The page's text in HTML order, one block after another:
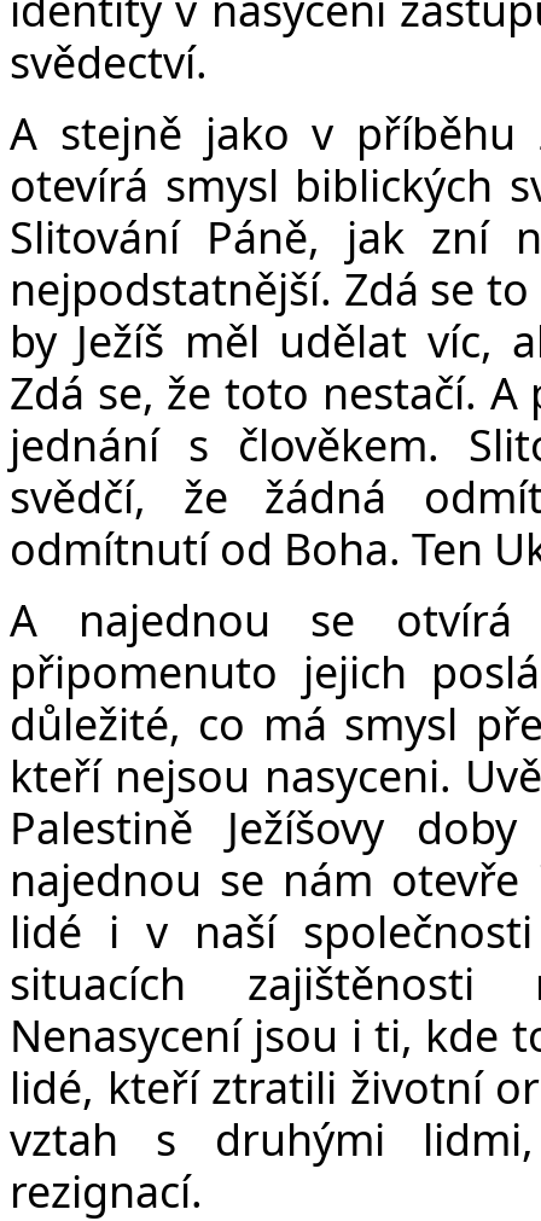
svědectví.
A stejně jako v příběhu
otevírá smysl biblických
Slitování Páně, jak zní
nejpodstatnější. Zdá se
by Ježíš měl udělat víc,
Zdá se, že toto nestačí.
jednání s člověkem.
svědčí, že žádná
odmítnutí od Boha. Ten
A najednou se otvírá
připomenuto jejich
důležité, co má smysl
kteří nejsou nasyceni.
Palestině Ježíšovy
najednou se nám
lidé i v naší
situacích zajištěnosti
Nenasycení jsou i ti, kde
lidé, kteří ztratili životní
vztah s druhými
rezignací.